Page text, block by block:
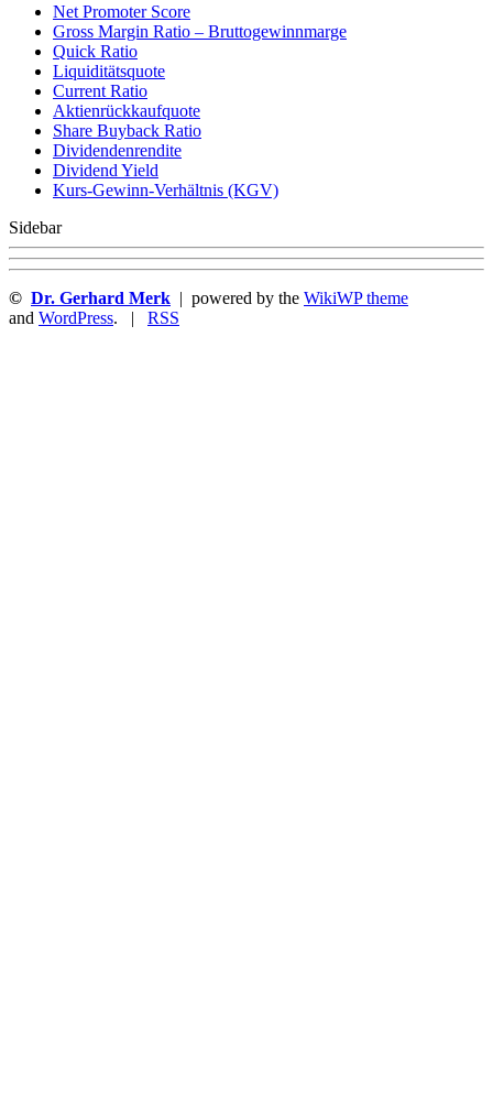
Net Promoter Score
Gro ss Margin Ratio – Bruttogewinnmarge
Quic k Ratio
Liquiditätsquote
Current Ratio
Aktienrückkaufquote
Sha re Buyback Ratio
Dividendenrendite
Dividend Yield
Kurs-Gewinn-Verhältnis (KGV)
Sidebar
© Dr. Gerhard Merk | powered by the WikiWP theme
and WordPress. | RSS